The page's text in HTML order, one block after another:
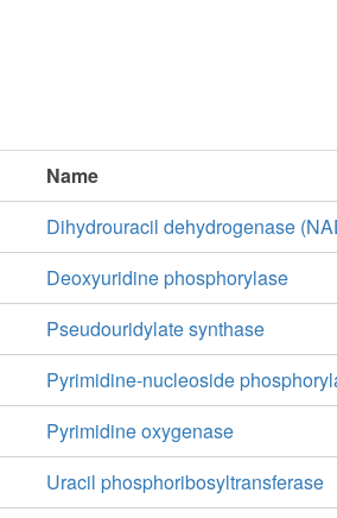
Name
Dihydrouracil dehydrogenase
Deoxyuridine phosphorylase
Pseudouridylate synthase
Pyrimidine-nucleoside
Pyrimidine oxygenase
Uracil phosphoribosyltransferase